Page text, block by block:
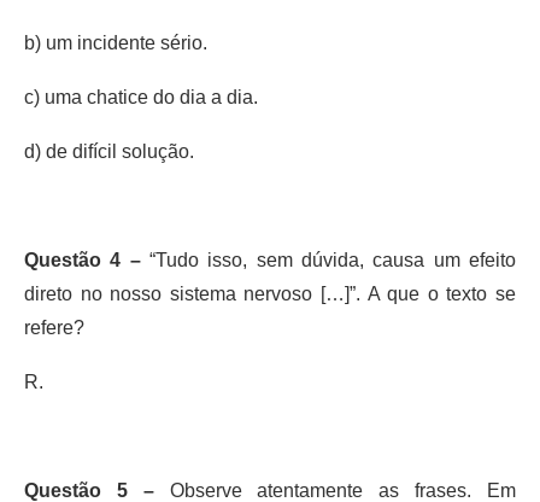
b) um incidente sério.
c) uma chatice do dia a dia.
d) de difícil solução.
Questão 4 – “Tudo isso, sem dúvida, causa um efeito
direto no nosso sistema nervoso […]”. A que o texto se
refere?
R.
Questão 5 – Observe atentamente as frases. Em